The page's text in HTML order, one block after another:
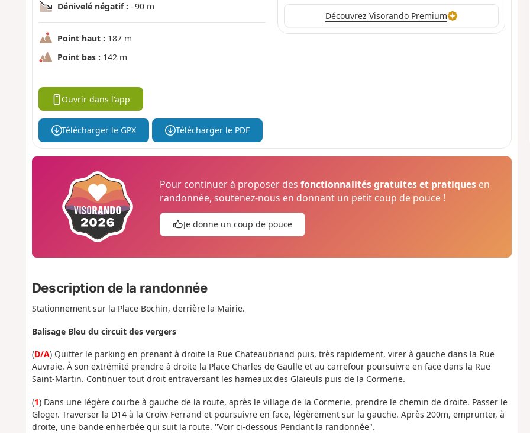
Dénivelé négatif : - 90 m
Point haut : 187 m
Point bas : 142 m
Découvrez Visorando Premium
Ouvrir dans l'app
Télécharger le GPX Télécharger le PDF
Pour continuer à proposer desfonctionnalités gratuites et pratiques en
randonnée, soutenez-nous en donnant un petit coup de pouce !
Je donne un coup de pouce
Description de la randonnée
Stationnement sur la Place Bochin, derrière la Mairie.
Balisage Bleu du circuit des vergers
(D/A) Quitter le parking en prenant à droite la Rue Chateaubriand puis, très rapidement, virer à gauche dans la Rue
Auvraie. À son extrémité prendre à droite la Place Charles de Gaulle et au carrefour poursuivre en face dans la Rue
Saint-Martin. Continuer tout droit entraversant les hameaux des Glaïeuls puis de la Cormerie.
(1) Dans une légère courbe à gauche de la route, après le village de la Cormerie, prendre le chemin de droite. Passer le
Gloger. Traverser la D14 à la Croiw Ferrand et poursuivre en face, légèrement sur la gauche. Après 200m, emprunter, à
droite, une bande enherbée qui suit la route. ''Voir ci-dessous Pendant la randonnée".